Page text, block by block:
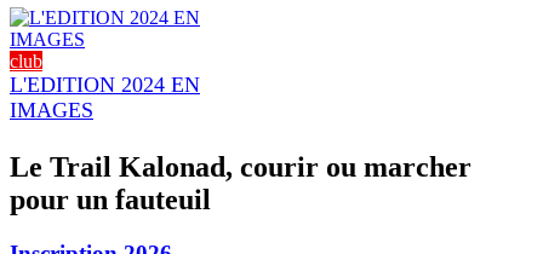
club
L'EDITION 2024 EN
IMAGES
Le Trail Kalonad, courir ou marcher
pour un fauteuil